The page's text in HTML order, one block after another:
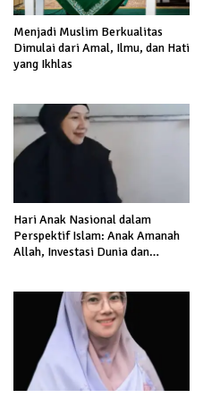
Menjadi Muslim Berkualitas
Dimulai dari Amal, Ilmu, dan Hati
yang Ikhlas
Hari Anak Nasional dalam
Perspektif Islam: Anak Amanah
Allah, Investasi Dunia dan